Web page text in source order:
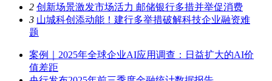
2 创新场景激发市场活力 邮储银行多措并举促消费
3 山城科创添动能！建行多举措破解科技企业融资难
题
案例｜2025年全球企业AI应用调查：日益扩大的AI价
值差距